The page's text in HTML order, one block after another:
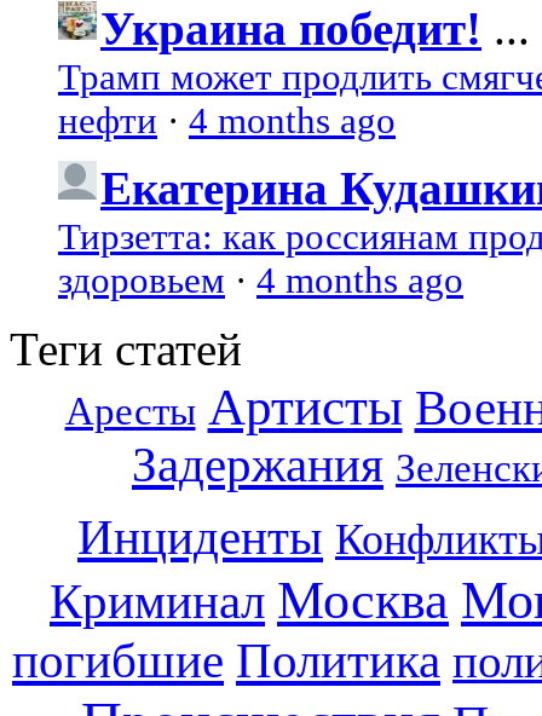
Украина победит! ...
Трамп может продлить
нефти · 4 months ago
Екатерина
Тирзетта: как россиянам
здоровьем · 4 months ago
Теги статей
Аресты Артисты
Задержания
Инциденты
Криминал Москва
погибшие Политика